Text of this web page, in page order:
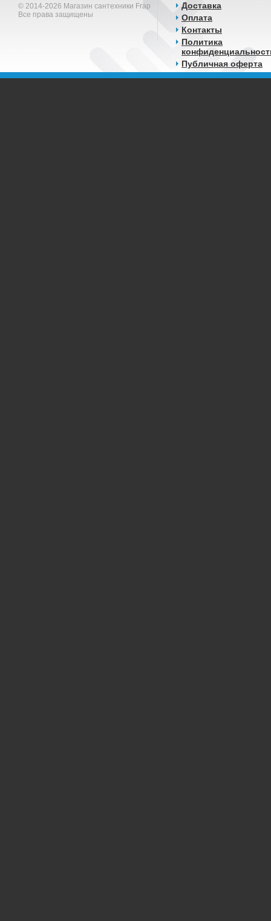
© 2014-2026 Магазин сантехники Frap
Все права защищены
Доставка
Оплата
Контакты
Политика
Публичная оферта